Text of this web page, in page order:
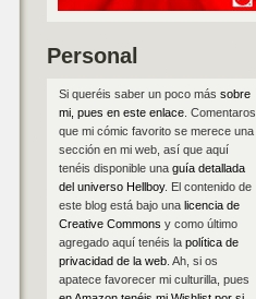
Personal
Si queréis saber un poco más sobre
mi, pues en este enlace. Comentaros
que mi cómic favorito se merece una
sección en mi web, así que aquí
tenéis disponible una guía detallada
del universo Hellboy. El contenido de
este blog está bajo una licencia de
Creative Commons y como último
agregado aquí tenéis la política de
privacidad de la web. Ah, si os
apatece favorecer mi culturilla, pues